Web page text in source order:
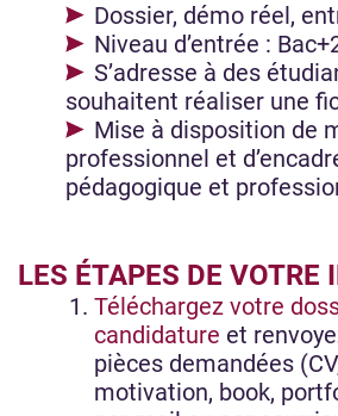
Dossier, démo réel,
Niveau d’entrée :
S’adresse à des
souhaitent réaliser une
Mise à disposition de
professionnel et
pédagogique et
LES ÉTAPES DE VOTRE
Téléchargez votre
candidature et
pièces demandées
motivation, book,